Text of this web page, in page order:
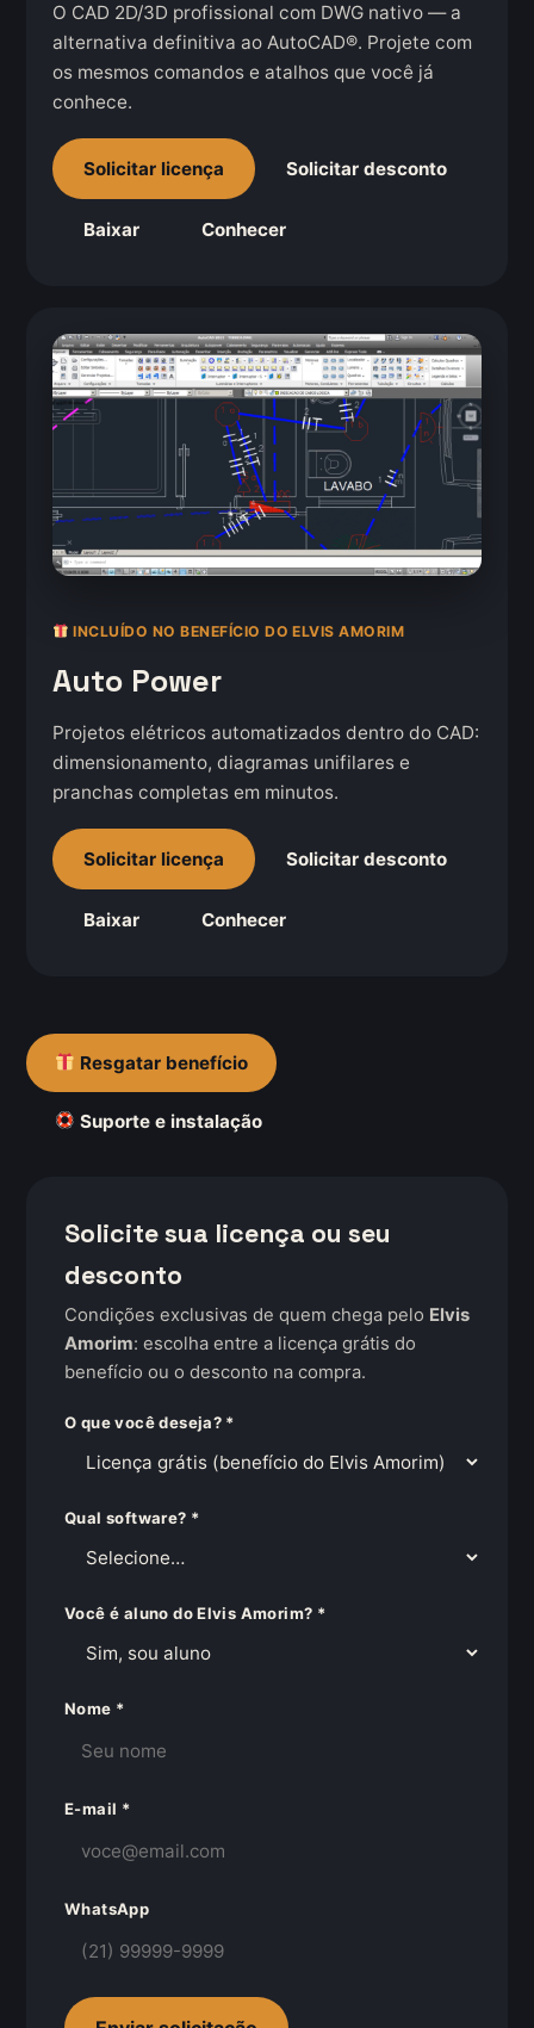
O CAD 2D/3D profissional com DWG nativo — a
alternativa definitiva ao AutoCAD®. Projete com
os mesmos comandos e atalhos que você já
conhece.
Solicitar licença Solicitar desconto
Baixar Conhecer
INCLUÍDO NO BENEFÍCIO DO ELVIS AMORIM
Auto Power
Projetos elétricos automatizados dentro do CAD:
dimensionamento, diagramas unifilares e
pranchas completas em minutos.
Solicitar licença Solicitar desconto
Baixar Conhecer
Resgatar benefício
Suporte e instalação
Solicite sua licença ou seu
desconto
Condições exclusivas de quem chega pelo Elvis
Amorim: escolha entre a licença grátis do
benefício ou o desconto na compra.
O que você deseja? *
Qual software? *
Você é aluno do Elvis Amorim? *
Nome *
E-mail *
WhatsApp